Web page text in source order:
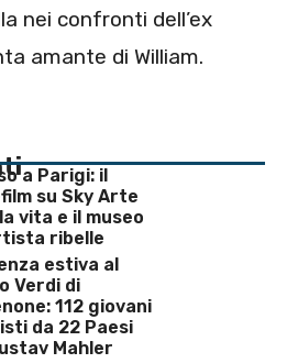
nei confronti dell’ex
amante di William.
a Parigi: il
su Sky Arte
vita e il museo
ribelle
estiva al
Verdi di
112 giovani
da 22 Paesi
Mahler